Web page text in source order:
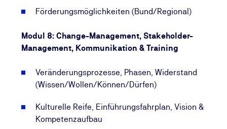
Förderungsmöglichkeiten (Bund/Regional)
Modul 8: Change-Management, Stakeholder-
Management, Kommunikation & Training
Veränderungsprozesse, Phasen, Widerstand
(Wissen/Wollen/Können/Dürfen)
Kulturelle Reife, Einführungsfahrplan, Vision &
Kompetenzaufbau